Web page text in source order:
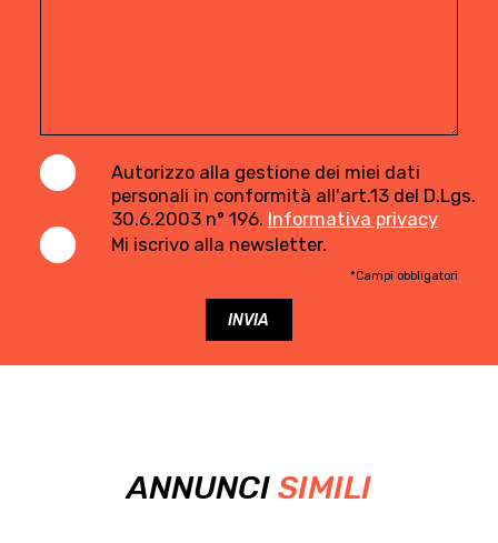
Autorizzo alla gestione dei miei dati
personali in conformità all'art.13 del D.Lgs.
30.6.2003 n° 196. Informativa privacy
Mi iscrivo alla newsletter.
*Campi obbligatori
ANNUNCI SIMILI